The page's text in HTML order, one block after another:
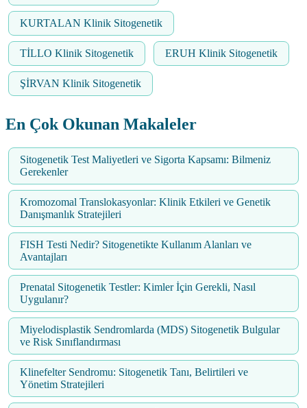
KURTALAN Klinik Sitogenetik
TİLLO Klinik Sitogenetik ERUH Klinik Sitogenetik
ŞİRVAN Klinik Sitogenetik
En Çok Okunan Makaleler
Sitogenetik Test Maliyetleri ve Sigorta Kapsamı: Bilmeniz
Gerekenler
Kromozomal Translokasyonlar: Klinik Etkileri ve Genetik
Danışmanlık Stratejileri
FISH Testi Nedir? Sitogenetikte Kullanım Alanları ve
Avantajları
Prenatal Sitogenetik Testler: Kimler İçin Gerekli, Nasıl
Uygulanır?
Miyelodisplastik Sendromlarda (MDS) Sitogenetik Bulgular
ve Risk Sınıflandırması
Klinefelter Sendromu: Sitogenetik Tanı, Belirtileri ve
Yönetim Stratejileri